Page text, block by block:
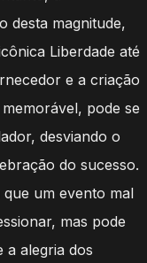
desta magnitude,
Liberdade até
e a criação
pode se
desviando o
do sucesso.
que um evento mal
mas pode
alegria dos